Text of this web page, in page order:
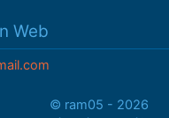
Web
© ram05 - 2026